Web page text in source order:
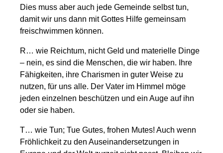
Dies muss aber auch jede Gemeinde selbst tun,
damit wir uns dann mit Gottes Hilfe gemeinsam
freischwimmen können.
R… wie Reichtum, nicht Geld und materielle Dinge
– nein, es sind die Menschen, die wir haben. Ihre
Fähigkeiten, ihre Charismen in guter Weise zu
nutzen, für uns alle. Der Vater im Himmel möge
jeden einzelnen beschützen und ein Auge auf ihn
oder sie haben.
T… wie Tun; Tue Gutes, frohen Mutes! Auch wenn
Fröhlichkeit zu den Auseinandersetzungen in